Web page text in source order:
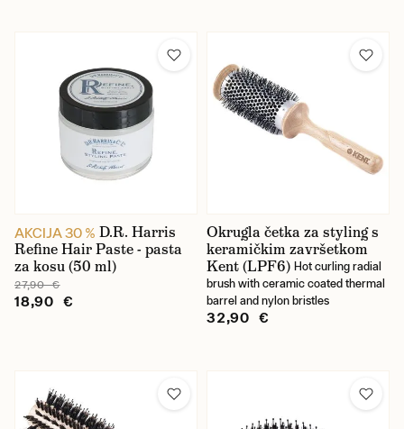
AKCIJA 30 % D.R. Harris
Refine Hair Paste - pasta
za kosu (50 ml)
27,90 €
18,90 €
Okrugla četka za styling s
keramičkim završetkom
Kent (LPF6) Hot curling radial
brush with ceramic coated thermal
barrel and nylon bristles
32,90 €